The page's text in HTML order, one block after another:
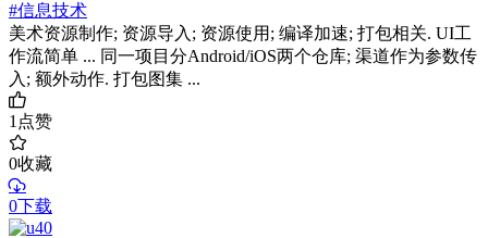
#信息技术
美术资源制作; 资源导入; 资源使用; 编译加速; 打包相关. UI工
作流简单 ... 同一项目分Android/iOS两个仓库; 渠道作为参数传
入; 额外动作. 打包图集 ...
1点赞
0收藏
0下载